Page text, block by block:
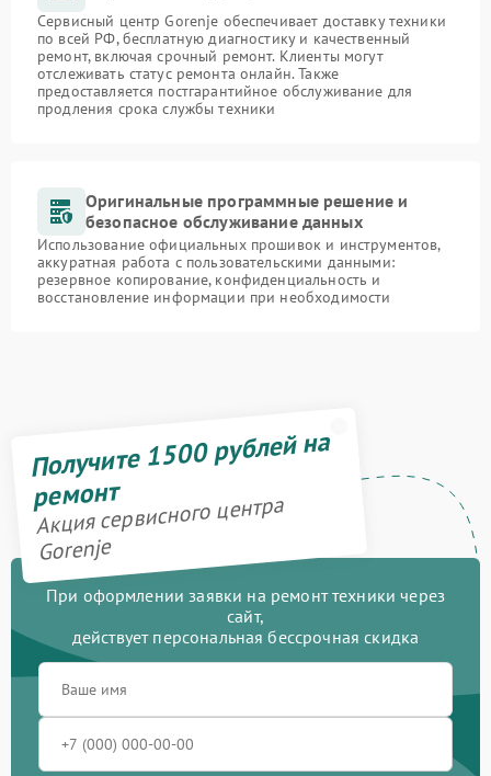
Сервисный центр Gorenje обеспечивает доставку техники
по всей РФ, бесплатную диагностику и качественный
ремонт, включая срочный ремонт. Клиенты могут
отслеживать статус ремонта онлайн. Также
предоставляется постгарантийное обслуживание для
продления срока службы техники
Оригинальные программные решение и
безопасное обслуживание данных
Использование официальных прошивок и инструментов,
аккуратная работа с пользовательскими данными:
резервное копирование, конфиденциальность и
восстановление информации при необходимости
Получите 1500 рублей на
ремонт
Акция сервисного центра
Gorenje
При оформлении заявки на ремонт техники через
сайт,
действует персональная бессрочная скидка